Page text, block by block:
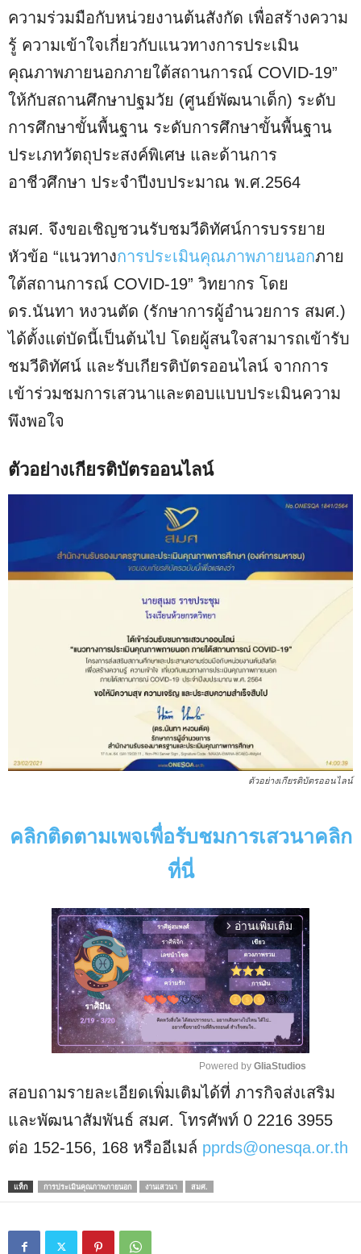
ความร่วมมือกับหน่วยงานต้นสังกัด เพื่อสร้างความ
รู้ ความเข้าใจเกี่ยวกับแนวทางการประเมิน
คุณภาพภายนอกภายใต้สถานการณ์ COVID-19”
ให้กับสถานศึกษาปฐมวัย (ศูนย์พัฒนาเด็ก) ระดับ
การศึกษาขั้นพื้นฐาน ระดับการศึกษาขั้นพื้นฐาน
ประเภทวัตถุประสงค์พิเศษ และด้านการ
อาชีวศึกษา ประจำปีงบประมาณ พ.ศ.2564
สมศ. จึงขอเชิญชวนรับชมวีดิทัศน์การบรรยาย
หัวข้อ “แนวทางการประเมินคุณภาพภายนอกภาย
ใต้สถานการณ์ COVID-19” วิทยากร โดย
ดร.นันทา หงวนตัด (รักษาการผู้อำนวยการ สมศ.)
ได้ตั้งแต่บัดนี้เป็นต้นไป โดยผู้สนใจสามารถเข้ารับ
ชมวีดิทัศน์ และรับเกียรติบัตรออนไลน์ จากการ
เข้าร่วมชมการเสวนาและตอบแบบประเมินความ
พึงพอใจ
ตัวอย่างเกียรติบัตรออนไลน์
ตัวอย่างเกียรติบัตรออนไลน์
คลิกติดตามเพจเพื่อรับชมการเสวนาคลิก
ที่นี่
arrow_forward_ios อ่านเพิ่มเติม
M
u
e
Powered by GliaStudios
สอบถามรายละเอียดเพิ่มเติมได้ที่ ภารกิจส่งเสริม
และพัฒนาสัมพันธ์ สมศ. โทรศัพท์ 0 2216 3955
ต่อ 152-156, 168 หรืออีเมล์ pprds@onesqa.or.th
แท็ก การประเมินคุณภาพภายนอก งานเสวนา สมศ.